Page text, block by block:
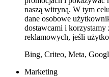
naszą witryną. W tym
dane osobowe
dostawcami i korzystamy
reklamowych, jeśli
Bing, Criteo, Meta,
Marketing